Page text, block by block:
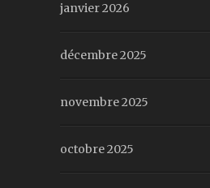
janvier 2026
décembre 2025
novembre 2025
octobre 2025